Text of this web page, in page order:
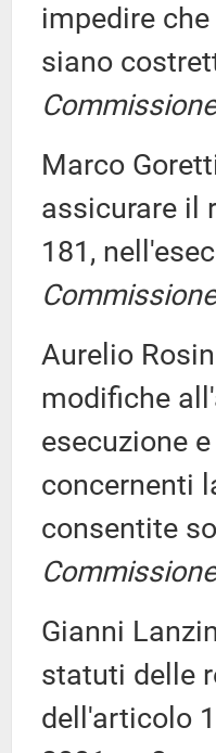
impedire
siano
Marco
assicurare il
181,
Aurelio
modifiche
esecuzione
concernenti
consentite
Gianni
statuti delle
dell'articolo